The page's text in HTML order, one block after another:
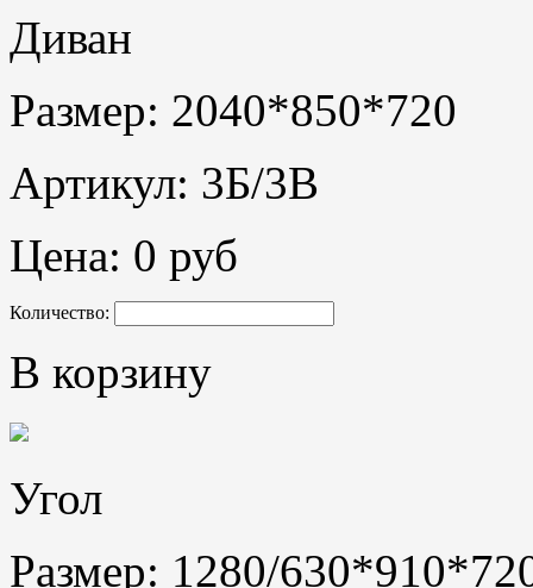
Диван
Размер: 2040*850*720
Артикул: 3Б/3В
Цена: 0 руб
Количество:
В корзину
Угол
Размер: 1280/